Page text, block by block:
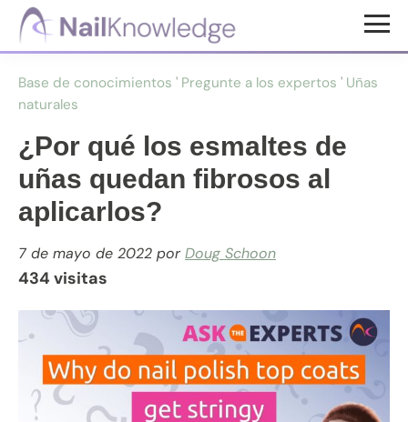
Saltar
principal
Saltar
Conocimientos
de
uñas
Base de conocimientos ' Pregunte a los expertos ' Uñas
naturales
¿Por qué los esmaltes de
uñas quedan fibrosos al
aplicarlos?
7 de mayo de 2022 porDoug Schoon
434 visitas